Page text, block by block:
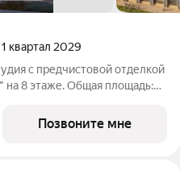
1 квартал 2029
с предчистовой отделкой
8 этаже. Общая площадь:
окна выходят на одну
Позвоните мне